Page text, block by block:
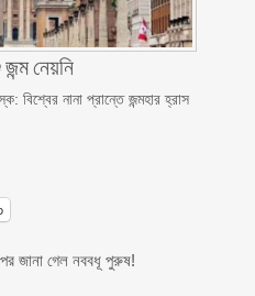
নেয়নি
নানা প্রান্তে জন্মহার হ্রাস
জানা গেল নববধূ পুরুষ!